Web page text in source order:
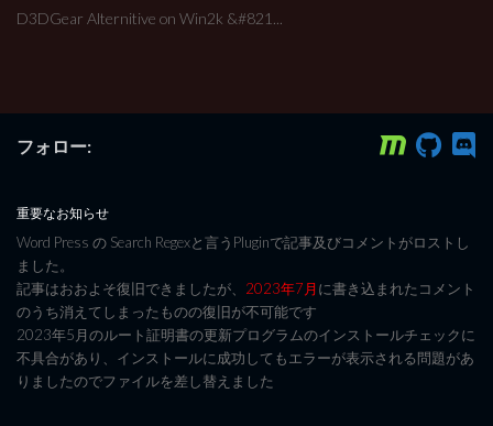
D3DGear Alternitive on Win2k &#821...
フォロー:
重要なお知らせ
Word Press の Search Regexと言うPluginで記事及びコメントがロストし
ました。
記事はおおよそ復旧できましたが、 2023年7月に書き込まれたコメント
のうち消えてしまったものの復旧が不可能です
2023年5月のルート証明書の更新プログラムのインストールチェックに
不具合があり、インストールに成功してもエラーが表示される問題があ
りましたのでファイルを差し替えました